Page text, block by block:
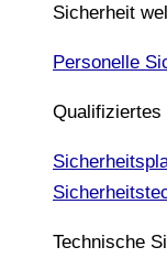
Sicherheit
Personelle
Qualifiziertes
Technische